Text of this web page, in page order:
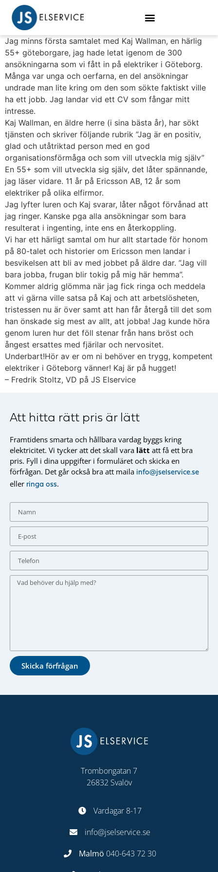
Jag minns första samtalet med Kaj Wallman, en härlig
55+ göteborgare, jag hade letat igenom de 300
ansökningarna som vi fått in på elektriker i Göteborg.
Många var unga och oerfarna, en del ansökningar
undrade man lite kring om den som sökte faktiskt ville
ha ett jobb. Jag landar vid ett CV som fångar mitt
intresse.
Kaj Wallman, en äldre herre (i sina bästa år), har sökt
tjänsten och skriver följande rubrik ”Jag är en positiv,
glad och utåtriktad person med en god
organisationsförmåga och som vill utveckla mig själv”
En 55+ som vill utveckla sig själv, det låter spännande,
jag läser vidare. 11 år på Ericsson AB, 12 år som
elektriker på olika elfirmor.
Jag lyfter luren och Kaj svarar, låter något förvånad att
jag ringer. Kanske pga alla ansökningar som bara
resulterat i ingenting, inte ens en återkoppling.
Vi har ett härligt samtal om hur allt startade för honom
på 80-talet och historier om Ericsson men landar i
besvikelsen att bli av med jobbet på äldre dar. ”Jag vill
bara jobba, frugan blir tokig på mig här hemma”.
Kommer aldrig glömma när jag fick ringa och meddela
att vi gärna ville satsa på Kaj och att arbetslösheten,
tristessen nu är över samt att han får återgå till det som
han önskade sig mest av allt, att jobba! Jag kunde höra
genom luren hur det föll stenar från hans bröst och
ångest ersattes med fjärilar och nervositet.
Underbart!Hör av er om ni behöver en trygg, kompetent
elektriker i Göteborg vänner! Kaj är på hugget!
– Fredrik Stoltz, VD på JS Elservice
Att hitta rätt pris är lätt
Framtidens smarta och hållbara vardag byggs kring
elektricitet. Vi tycker att det skall vara lätt att få ett bra
pris. Fyll i dina uppgifter i formuläret och skicka en
förfrågan. Det går också bra att maila info@jselservice.se
eller ringa oss.
Skicka förfrågan
Trombongatan 7
26832 Svalöv
Vardagar 8-17
info@jselservice.se
Malmö 040-643 72 30